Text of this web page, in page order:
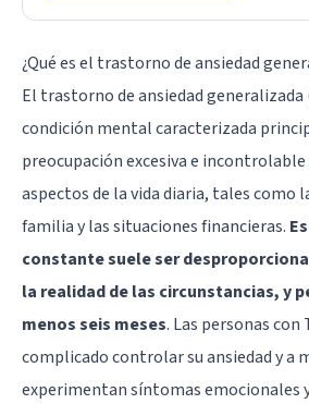
¿Qué es el trastorno de ansiedad
El trastorno de ansiedad generalizada
condición mental caracterizada
preocupación excesiva e incontrolable
aspectos de la vida diaria, tales como
familia y las situaciones financieras.
constante suele ser
la realidad de las circunstancias, y
menos seis meses. Las personas con
complicado controlar su ansiedad y a
experimentan síntomas emocionales